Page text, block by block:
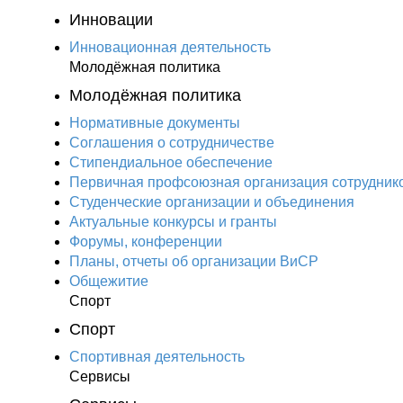
Инновации
Инновационная деятельность
Молодёжная политика
Молодёжная политика
Нормативные документы
Соглашения о сотрудничестве
Стипендиальное обеспечение
Первичная профсоюзная организация
Студенческие организации и объединения
Актуальные конкурсы и гранты
Форумы, конференции
Планы, отчеты об организации ВиСР
Общежитие
Спорт
Спорт
Спортивная деятельность
Сервисы